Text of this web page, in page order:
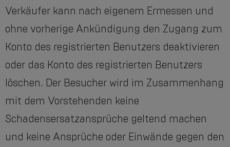
Verkäufer kann nach eigenem Ermessen und
ohne vorherige Ankündigung den Zugang zum
Konto des registrierten Benutzers deaktivieren
oder das Konto des registrierten Benutzers
löschen. Der Besucher wird im Zusammenhang
mit dem Vorstehenden keine
Schadensersatzansprüche geltend machen
und keine Ansprüche oder Einwände gegen den